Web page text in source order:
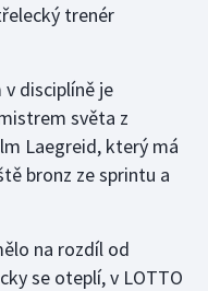
trenér
disciplíně je
světa z
Laegreid, který má
bronz ze sprintu a
na rozdíl od
se oteplí, v LOTTO